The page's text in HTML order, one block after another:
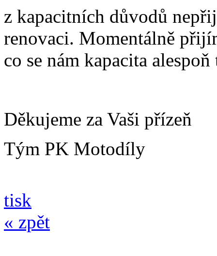
z kapacitních důvodů
renovaci. Momentálně
co se nám kapacita
Děkujeme za Vaši přízeň
Tým PK Motodíly
tisk
« zpět